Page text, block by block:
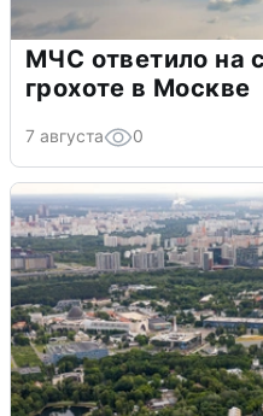
МЧС ответило на
грохоте в Москве
7 августа 0